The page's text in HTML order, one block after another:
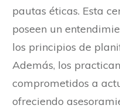
pautas éticas. Esta
poseen un
los principios de
Además, los
comprometidos a
ofreciendo